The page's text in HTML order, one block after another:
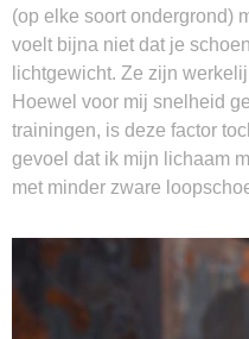
(op elke soort ondergrond)
voelt bijna niet dat je
lichtgewicht. Ze zijn
Hoewel voor mij snelheid
trainingen, is deze factor
gevoel dat ik mijn lichaam
met minder zware